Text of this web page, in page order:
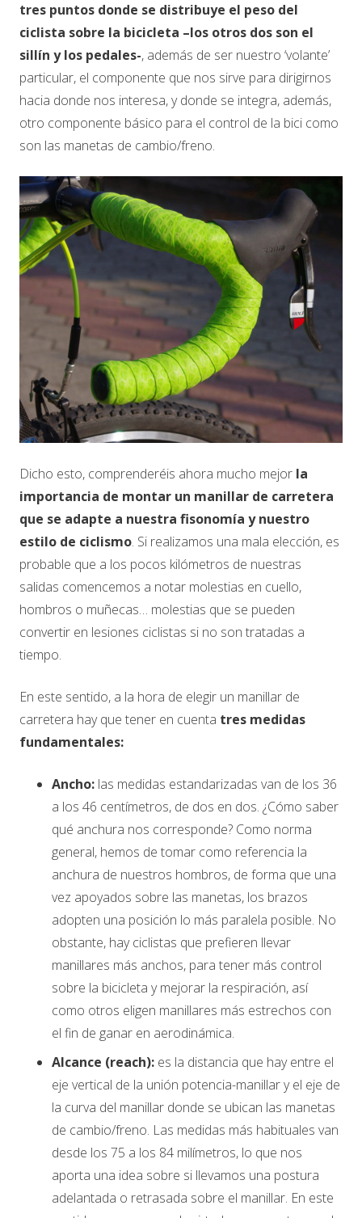
tres puntos donde se distribuye el peso del
ciclista sobre la bicicleta –los otros dos son el
sillín y los pedales-, además de ser nuestro ‘volante’
particular, el componente que nos sirve para dirigirnos
hacia donde nos interesa, y donde se integra, además,
otro componente básico para el control de la bici como
son las manetas de cambio/freno.
Dicho esto, comprenderéis ahora mucho mejor la
importancia de montar un manillar de carretera
que se adapte a nuestra fisonomía y nuestro
estilo de ciclismo. Si realizamos una mala elección, es
probable que a los pocos kilómetros de nuestras
salidas comencemos a notar molestias en cuello,
hombros o muñecas… molestias que se pueden
convertir en lesiones ciclistas si no son tratadas a
tiempo.
En este sentido, a la hora de elegir un manillar de
carretera hay que tener en cuenta tres medidas
fundamentales:
Ancho: las medidas estandarizadas van de los 36
a los 46 centímetros, de dos en dos. ¿Cómo saber
qué anchura nos corresponde? Como norma
general, hemos de tomar como referencia la
anchura de nuestros hombros, de forma que una
vez apoyados sobre las manetas, los brazos
adopten una posición lo más paralela posible. No
obstante, hay ciclistas que prefieren llevar
manillares más anchos, para tener más control
sobre la bicicleta y mejorar la respiración, así
como otros eligen manillares más estrechos con
el fin de ganar en aerodinámica.
Alcance (reach): es la distancia que hay entre el
eje vertical de la unión potencia-manillar y el eje de
la curva del manillar donde se ubican las manetas
de cambio/freno. Las medidas más habituales van
desde los 75 a los 84 milímetros, lo que nos
aporta una idea sobre si llevamos una postura
adelantada o retrasada sobre el manillar. En este